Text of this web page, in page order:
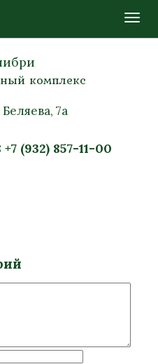
комплекс
7а
+7 (932) 857-11-00